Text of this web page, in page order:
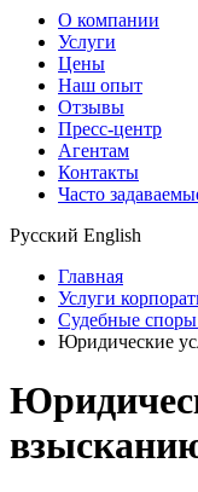
О компании
Услуги
Цены
Наш опыт
Отзывы
Пресс-центр
Агентам
Контакты
Часто
Русский English
Главная
Услуги
Судебные споры
Юридические